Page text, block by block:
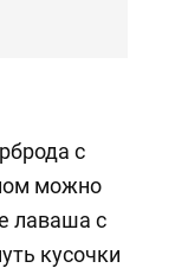
с
можно
лаваша c
кусочки